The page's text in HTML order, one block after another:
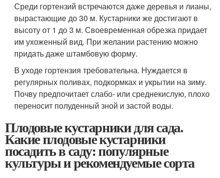
Среди гортензий встречаются даже деревья и лианы,
вырастающие до 30 м. Кустарники же достигают в
высоту от 1 до 3 м. Своевременная обрезка придает
им ухоженный вид. При желании растению можно
придать даже штамбовую форму.
В уходе гортензия требовательна. Нуждается в
регулярных поливах, подкормках и укрытии на зиму.
Почву предпочитает слабо- или среднекислую, плохо
переносит полуденный зной и застой воды.
Плодовые кустарники для сада.
Какие плодовые кустарники
посадить в саду: популярные
культуры и рекомендуемые сорта